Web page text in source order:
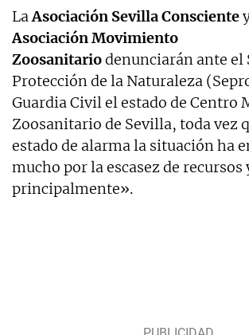
LaAsociación Sevilla Consciente
Asociación Movimiento
Zoosanitariodenunciarán ante el
Protección de la Naturaleza
Guardia Civil el estado de Centro
Zoosanitario de Sevilla, toda vez
estado de alarma la situación ha
mucho por la escasez de recursos
principalmente».